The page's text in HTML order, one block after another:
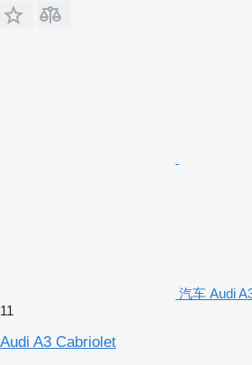
汽车 Audi
11
Audi A3 Cabriolet